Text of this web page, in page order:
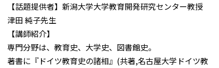
【話題提供者】新潟大学大学教育開発研究センター教授
津田 純子先生
【講師紹介】
専門分野は、教育史、大学史、図書館史。
著書に『ドイツ教育史の諸相』(共著,名古屋大学ドイツ教